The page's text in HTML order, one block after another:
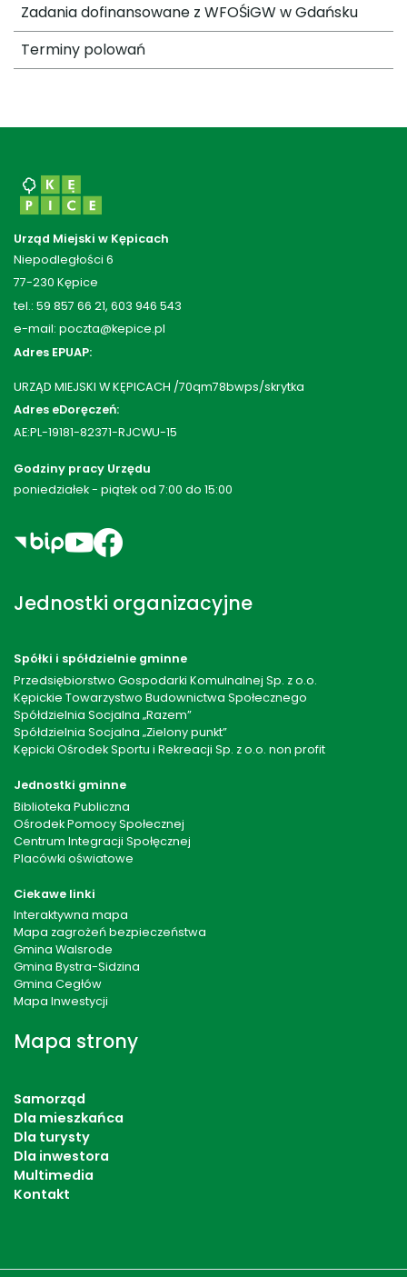
Zadania dofinansowane z WFOŚiGW w Gdańsku
Terminy polowań
Urząd Miejski w Kępicach
Niepodległości 6
77-230 Kępice
tel.: 59 857 66 21, 603 946 543
e-mail: poczta@kepice.pl
Adres EPUAP:
URZĄD MIEJSKI W KĘPICACH /70qm78bwps/skrytka
Adres eDoręczeń:
AE:PL-19181-82371-RJCWU-15
Godziny pracy Urzędu
poniedziałek - piątek od 7:00 do 15:00
Jednostki organizacyjne
Spółki i spółdzielnie gminne
Przedsiębiorstwo Gospodarki Komulnalnej Sp. z o.o.
Kępickie Towarzystwo Budownictwa Społecznego
Spółdzielnia Socjalna „Razem”
Spółdzielnia Socjalna „Zielony punkt”
Kępicki Ośrodek Sportu i Rekreacji Sp. z o.o. non profit
Jednostki gminne
Biblioteka Publiczna
Ośrodek Pomocy Społecznej
Centrum Integracji Społęcznej
Placówki oświatowe
Ciekawe linki
Interaktywna mapa
Mapa zagrożeń bezpieczeństwa
Gmina Walsrode
Gmina Bystra-Sidzina
Gmina Cegłów
Mapa Inwestycji
Mapa strony
Samorząd
Dla mieszkańca
Dla turysty
Dla inwestora
Multimedia
Kontakt